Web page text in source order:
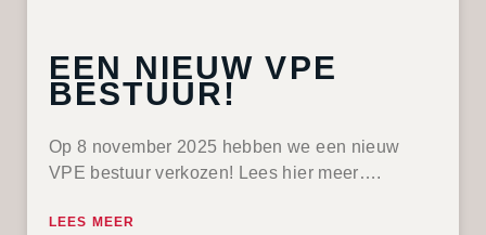
EEN NIEUW VPE
BESTUUR!
Op 8 november 2025 hebben we een nieuw
VPE bestuur verkozen! Lees hier meer….
LEES MEER